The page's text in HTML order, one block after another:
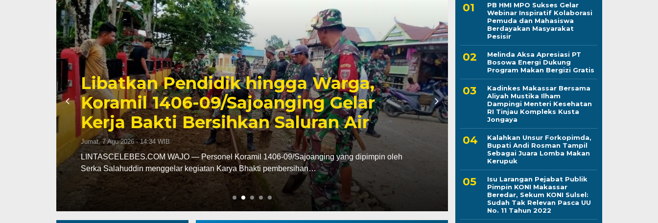
Triwulan II 2026, Pendapatan Makassar
Capai 49 Persen, Surplus Rp130 Miliar
Jumat, 7 Agu 2026 - 13:24 WIB
LINTASCELEBES.COM MAKASSAR — Badan Pendapatan Daerah (Bapenda) Kota Makassar
mencatat kinerja pendapatan daerah pada triwulan II…
Kapolres Wajo
Maddukkelleng,
Mengabdi untuk
Jumat, 7 Agu 2026 - 08:42 WIB
LINTASCELEBES.COM WAJO — Mengawali tugas
Mahendrajaya menunjukkan penghormatan
PB HMI MPO Sukses Gelar
Webinar Inspiratif Kolaborasi
Pemuda dan Mahasiswa
Berdayakan Masyarakat
Pesisir
Melinda Aksa Apresiasi PT
Bosowa Energi Dukung
Program Makan Bergizi Gratis
Kadinkes Makassar Bersama
Aliyah Mustika Ilham
Dampingi Menteri Kesehatan
RI Tinjau Kompleks Kusta
Jongaya
Kalahkan Unsur Forkopimda,
Bupati Andi Rosman Tampil
Sebagai Juara Lomba Makan
Kerupuk
Isu Larangan Pejabat Publik
Pimpin KONI Makassar
Beredar, Sekum KONI Sulsel:
Sudah Tak Relevan Pasca UU
No. 11 Tahun 2022